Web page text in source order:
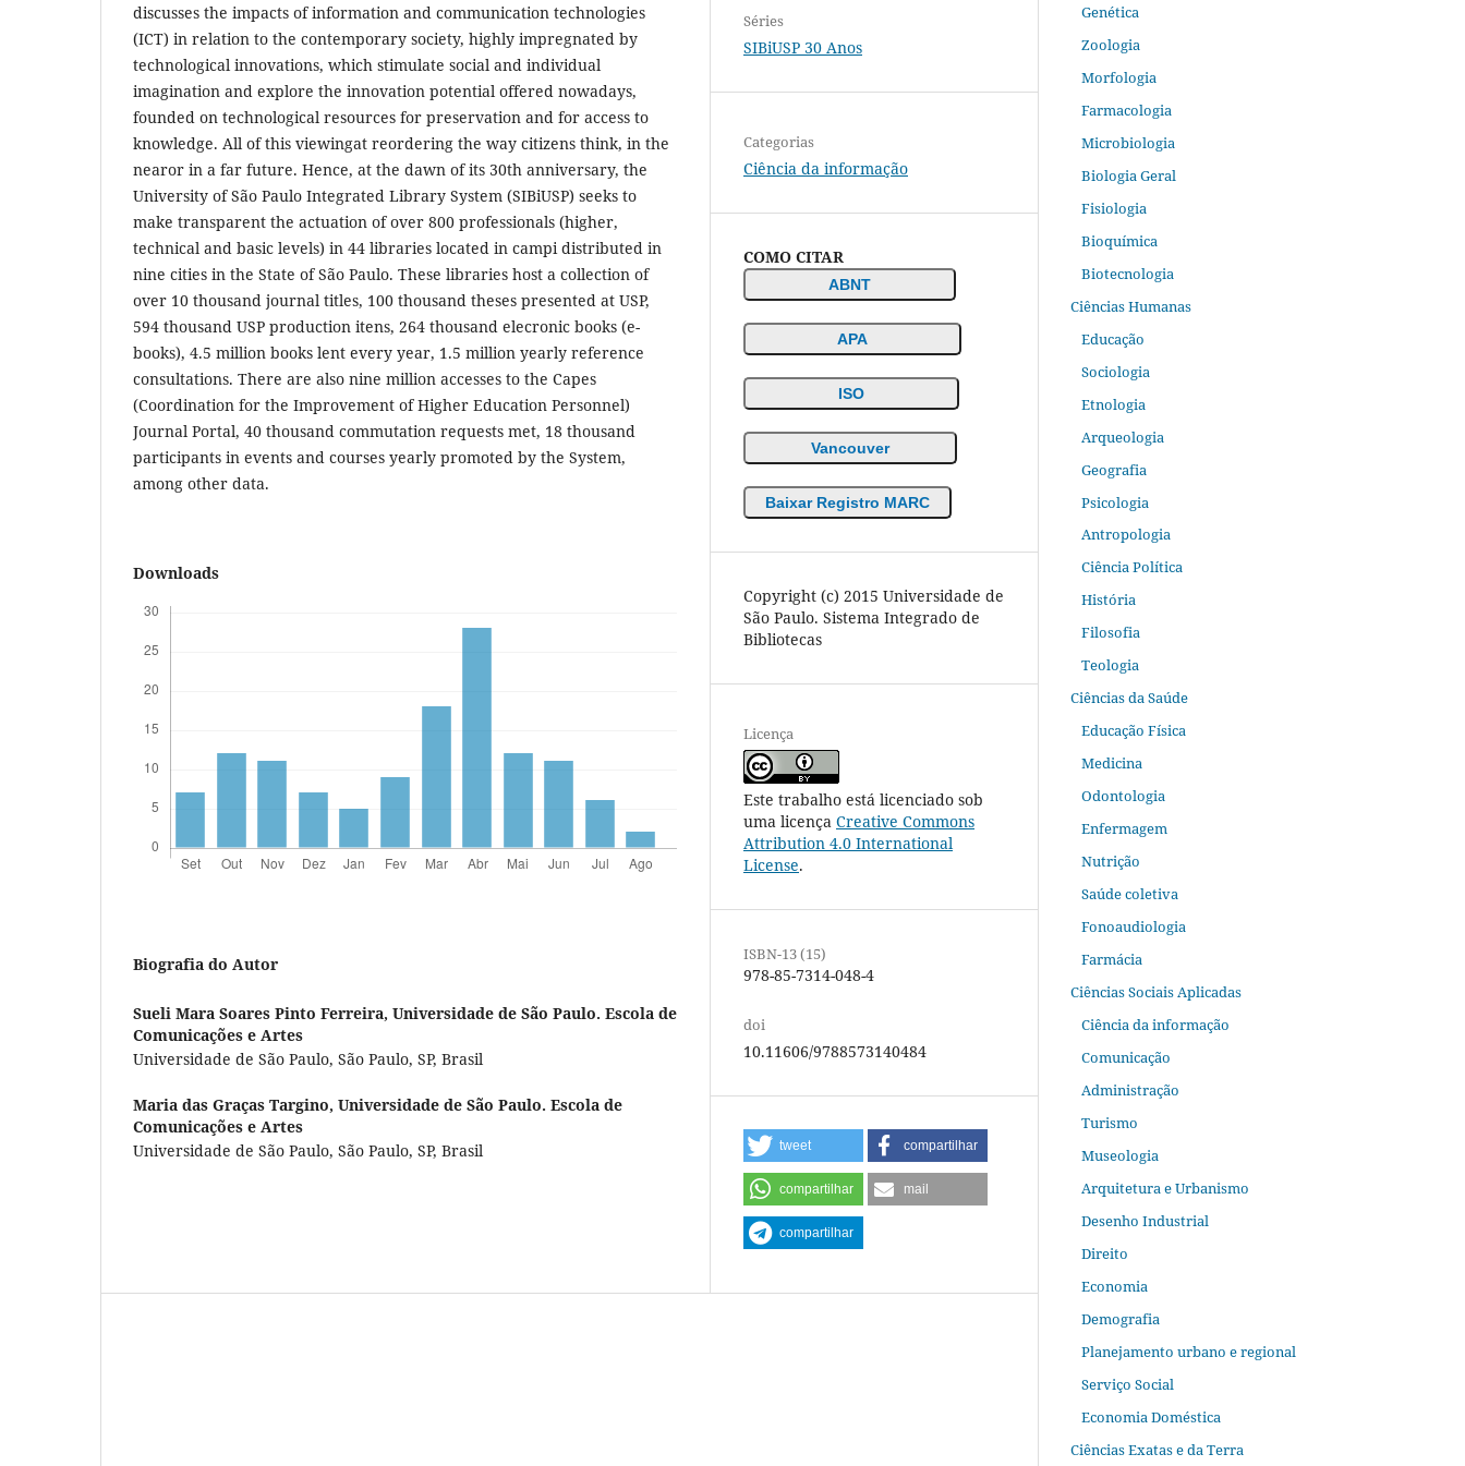
discusses the impacts of information and communication technologies
(ICT) in relation to the contemporary society, highly impregnated by
technological innovations, which stimulate social and individual
imagination and explore the innovation potential offered nowadays,
founded on technological resources for preservation and for access to
knowledge. All of this viewingat reordering the way citizens think, in the
nearor in a far future. Hence, at the dawn of its 30th anniversary, the
University of São Paulo Integrated Library System (SIBiUSP) seeks to
make transparent the actuation of over 800 professionals (higher,
technical and basic levels) in 44 libraries located in campi distributed in
nine cities in the State of São Paulo. These libraries host a collection of
over 10 thousand journal titles, 100 thousand theses presented at USP,
594 thousand USP production itens, 264 thousand elecronic books (e-
books), 4.5 million books lent every year, 1.5 million yearly reference
consultations. There are also nine million accesses to the Capes
(Coordination for the Improvement of Higher Education Personnel)
Journal Portal, 40 thousand commutation requests met, 18 thousand
participants in events and courses yearly promoted by the System,
among other data.
Downloads
Biografia do Autor
Sueli Mara Soares Pinto Ferreira, Universidade de São Paulo. Escola de
Comunicações e Artes
Universidade de São Paulo, São Paulo, SP, Brasil
Maria das Graças Targino, Universidade de São Paulo. Escola de
Comunicações e Artes
Universidade de São Paulo, São Paulo, SP, Brasil
Séries
SIBiUSP 30 Anos
Categorias
Ciência da informação
COMO CITAR
ABNT
APA
ISO
Vancouver
Baixar Registro MARC
Copyright (c) 2015 Universidade de
São Paulo. Sistema Integrado de
Bibliotecas
Licença
Este trabalho está licenciado sob
uma licença Creative Commons
Attribution 4.0 International
License.
ISBN-13 (15)
978-85-7314-048-4
doi
10.11606/9788573140484
tweet compartilhar
compartilhar mail
compartilhar
Genética
Zoologia
Morfologia
Farmacologia
Microbiologia
Biologia Geral
Fisiologia
Bioquímica
Biotecnologia
Ciências Humanas
Educação
Sociologia
Etnologia
Arqueologia
Geografia
Psicologia
Antropologia
Ciência Política
História
Filosofia
Teologia
Ciências da Saúde
Educação Física
Medicina
Odontologia
Enfermagem
Nutrição
Saúde coletiva
Fonoaudiologia
Farmácia
Ciências Sociais Aplicadas
Ciência da informação
Comunicação
Administração
Turismo
Museologia
Arquitetura e Urbanismo
Desenho Industrial
Direito
Economia
Demografia
Planejamento urbano e regional
Serviço Social
Economia Doméstica
Ciências Exatas e da Terra